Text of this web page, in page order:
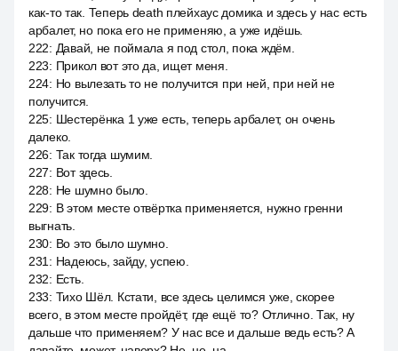
как-то так. Теперь death плейхаус домика и здесь у нас есть
арбалет, но пока его не применяю, а уже идёшь.
222: Давай, не поймала я под стол, пока ждём.
223: Прикол вот это да, ищет меня.
224: Но вылезать то не получится при ней, при ней не
получится.
225: Шестерёнка 1 уже есть, теперь арбалет, он очень
далеко.
226: Так тогда шумим.
227: Вот здесь.
228: Не шумно было.
229: В этом месте отвёртка применяется, нужно гренни
выгнать.
230: Во это было шумно.
231 : Надеюсь, зайду, успею.
232: Есть.
233: Тихо Шёл. Кстати, все здесь целимся уже, скорее
всего, в этом месте пройдёт, где ещё то? Отлично. Так, ну
дальше что применяем? У нас все и дальше ведь есть? А